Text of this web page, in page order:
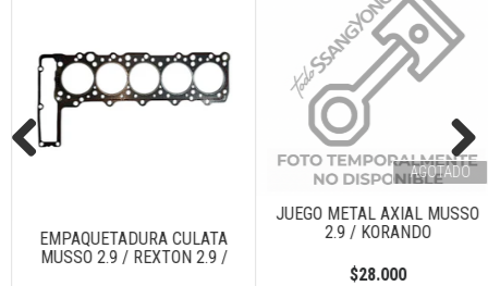
EMPAQUETADURA CULATA
MUSSO 2.9 / REXTON 2.9 /
AGOTADO
JUEGO METAL AXIAL MUSSO
2.9 / KORANDO
$28.000